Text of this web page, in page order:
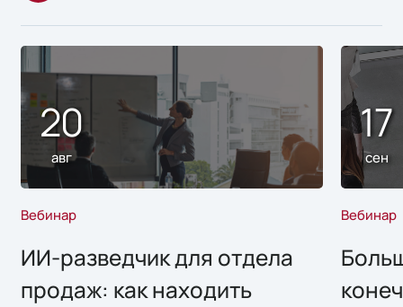
20
авг
Вебинар
ИИ-разведчик для отдела
продаж: как находить
17
сен
Вебинар